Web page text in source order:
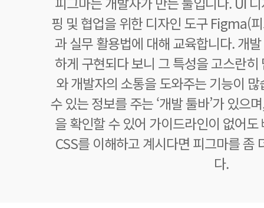
핑 및 협업을 위한 디자인 도구 Figma(
과 실무 활용법에 대해 교육합니다. 개
하게 구현되다 보니 그 특성을 고스란
와 개발자의 소통을 도와주는 기능이
수 있는 정보를 주는 ‘개발 툴바’가 있으
을 확인할 수 있어 가이드라인이 없어
CSS를 이해하고 계시다면 피그마를 좀
다.